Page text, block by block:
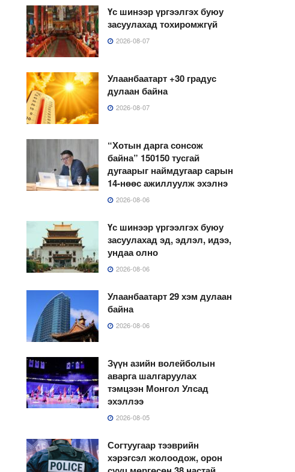
Үс шинээр үргээлгэх буюу
засуулахад тохиромжгүй
2026-08-07
Улаанбаатарт +30 градус
дулаан байна
2026-08-07
“Хотын дарга сонсож
байна” 150150 тусгай
дугаарыг наймдугаар сарын
14-нөөс ажиллуулж эхэлнэ
2026-08-06
Үс шинээр үргээлгэх буюу
засуулахад эд, эдлэл, идээ,
ундаа олно
2026-08-06
Улаанбаатарт 29 хэм дулаан
байна
2026-08-06
Зүүн азийн волейболын
аварга шалгаруулах
тэмцээн Монгол Улсад
эхэллээ
2026-08-05
Согтуугаар тээврийн
хэрэгсэл жолоодож, орон